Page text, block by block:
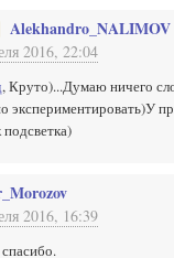
Alekhandro_NALIMOV
2016, 22:04
, Круто)...Думаю ничего
экспериментировать)У
2016, 16:39